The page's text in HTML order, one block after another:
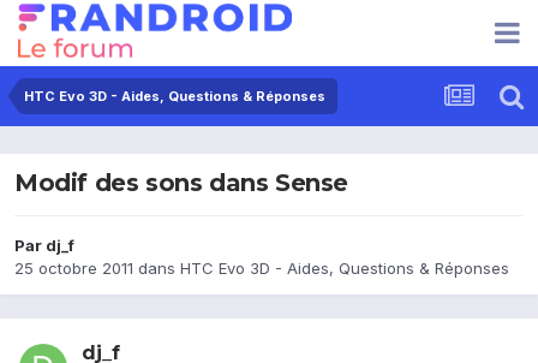
HTC Evo 3D - Aides, Questions & Réponses
Modif des sons dans Sense
Par dj_f
25 octobre 2011 dans HTC Evo 3D - Aides, Questions & Réponses
dj_f